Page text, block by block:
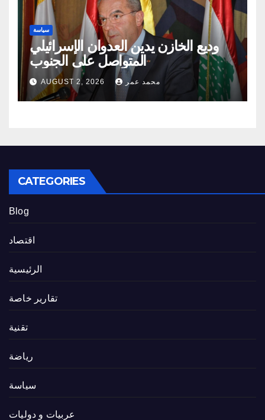
سياسة
وديع الخازن يدين العدوان الإسرائيلي
المتواصل على الجنوب
AUGUST 2, 2026 محمد عمر
CATEGORIES
Blog
اقتصاد
الرئيسية
تقارير خاصة
تقنية
رياضة
سياسة
عربيات و دوليات